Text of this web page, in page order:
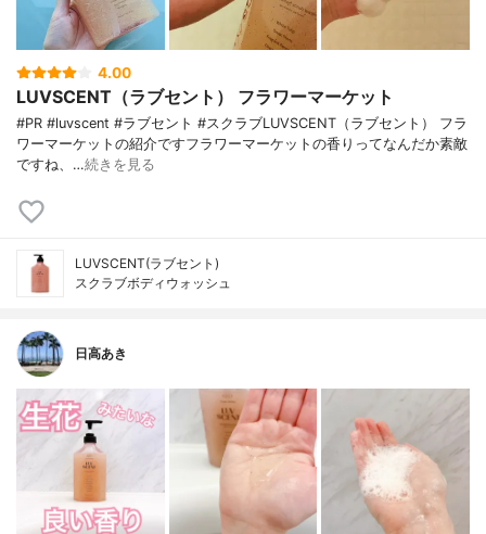
4.00
LUVSCENT（ラブセント） フラワーマーケット
#PR #luvscent #ラブセント #スクラブLUVSCENT（ラブセント） フラ
ワーマーケットの紹介ですフラワーマーケットの香りってなんだか素敵
ですね、…続きを見る
LUVSCENT(ラブセント)
スクラブボディウォッシュ
日高あき